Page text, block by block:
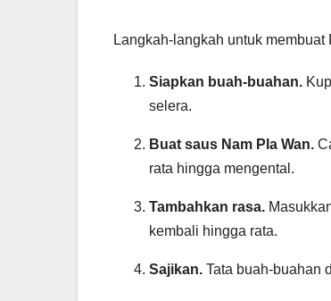
Langkah-langkah untuk
Siapkan buah-buahan.
selera.
Buat saus Nam Pla Wan.
rata hingga mengental.
Tambahkan rasa.
kembali hingga rata.
Sajikan. Tata buah-buahan